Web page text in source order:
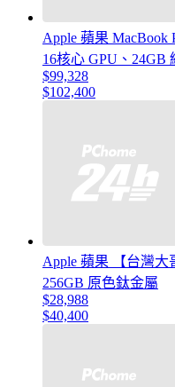
Apple 蘋果 MacBook
16核心 GPU、24GB
$99,328
$102,400
Apple 蘋果 【台灣大
256GB 原色鈦金屬
$28,988
$40,400